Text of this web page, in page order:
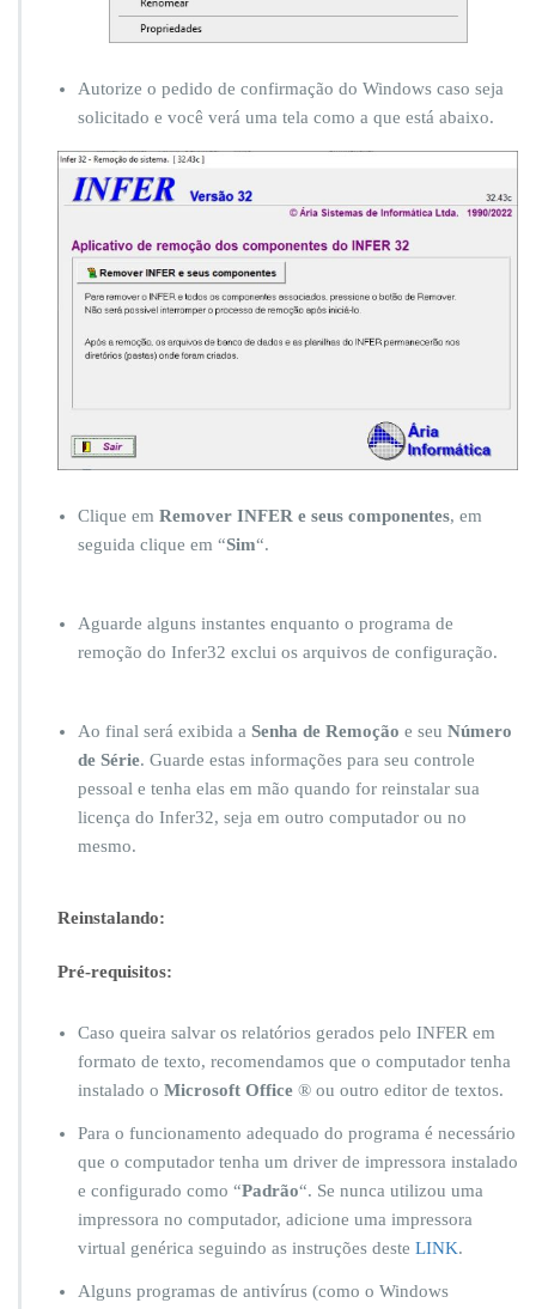
e
o
p
r
e
r?
Autorize o pedido de confirmação do Windows caso seja
solicitado e você verá uma tela como a que está abaixo.
Clique em Remover INFER e seus componentes, em
seguida clique em “Sim“.
Aguarde alguns instantes enquanto o programa de
remoção do Infer32 exclui os arquivos de configuração.
Ao final será exibida a Senha de Remoção e seu Número
de Série. Guarde estas informações para seu controle
pessoal e tenha elas em mão quando for reinstalar sua
licença do Infer32, seja em outro computador ou no
mesmo.
Reinstalando:
Pré-requisitos:
Caso queira salvar os relatórios gerados pelo INFER em
formato de texto, recomendamos que o computador tenha
instalado o Microsoft Office ® ou outro editor de textos.
Para o funcionamento adequado do programa é necessário
que o computador tenha um driver de impressora instalado
e configurado como “Padrão“. Se nunca utilizou uma
impressora no computador, adicione uma impressora
virtual genérica seguindo as instruções deste LINK.
Alguns programas de antivírus (como o Windows